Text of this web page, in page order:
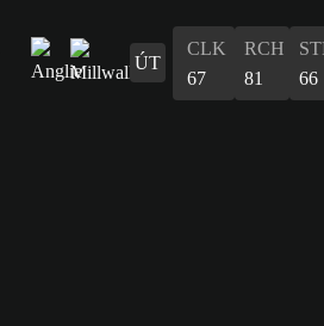
ÚT
CLK
67
RCH
81
66